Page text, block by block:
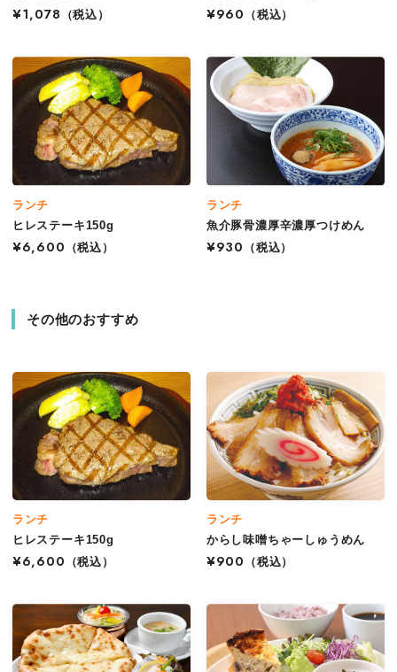
¥1,078
（税込）
¥960
（税込）
ランチ
ヒレステーキ150g
¥6,600
（税込）
ランチ
魚介豚骨濃厚辛濃厚つけめん
¥930
（税込）
その他のおすすめ
ランチ
ヒレステーキ150g
¥6,600
（税込）
ランチ
からし味噌ちゃーしゅうめん
¥900
（税込）